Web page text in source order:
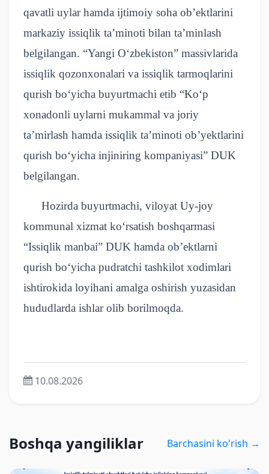
qavatli uylar hamda ijtimoiy soha ob’ektlarini
markaziy issiqlik ta’minoti bilan ta’minlash
belgilangan. “Yangi O‘zbekiston” massivlarida
issiqlik qozonxonalari va issiqlik tarmoqlarini
qurish bo‘yicha buyurtmachi etib “Ko‘p
xonadonli uylarni mukammal va joriy
ta’mirlash hamda issiqlik ta’minoti ob’yektlarini
qurish bo‘yicha injiniring kompaniyasi” DUK
belgilangan.
Hozirda buyurtmachi, viloyat Uy-joy
kommunal xizmat ko‘rsatish boshqarmasi
“Issiqlik manbai” DUK hamda ob’ektlarni
qurish bo‘yicha pudratchi tashkilot xodimlari
ishtirokida loyihani amalga oshirish yuzasidan
hududlarda ishlar olib borilmoqda.
10.08.2026
Boshqa yangiliklar Barchasini ko'rish →